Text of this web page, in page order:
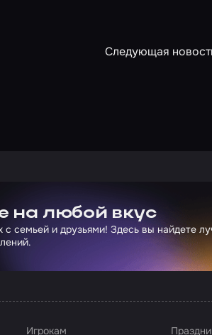
Следующая
на любой вкус
семьей и друзьями! Здесь вы найдете
Игрокам